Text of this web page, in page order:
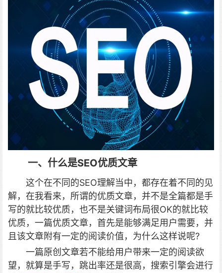
一、什么是SEO优质文章
这个在不同的SEO理解当中，都存在着不同的见
解，在我看来，所谓的优质文章，并不是全篇都是手
写的就比较优质，也不是关键词布局很OK的就比较
优质，一篇优质文章，首先是能够满足用户需要，并
且该文章附有一定的阅读价值，为什么这样说呢?
一篇原创文章若不能给用户带来一定的阅读欲
望，就算是手写，跳出率还是很高，搜索引擎会进行